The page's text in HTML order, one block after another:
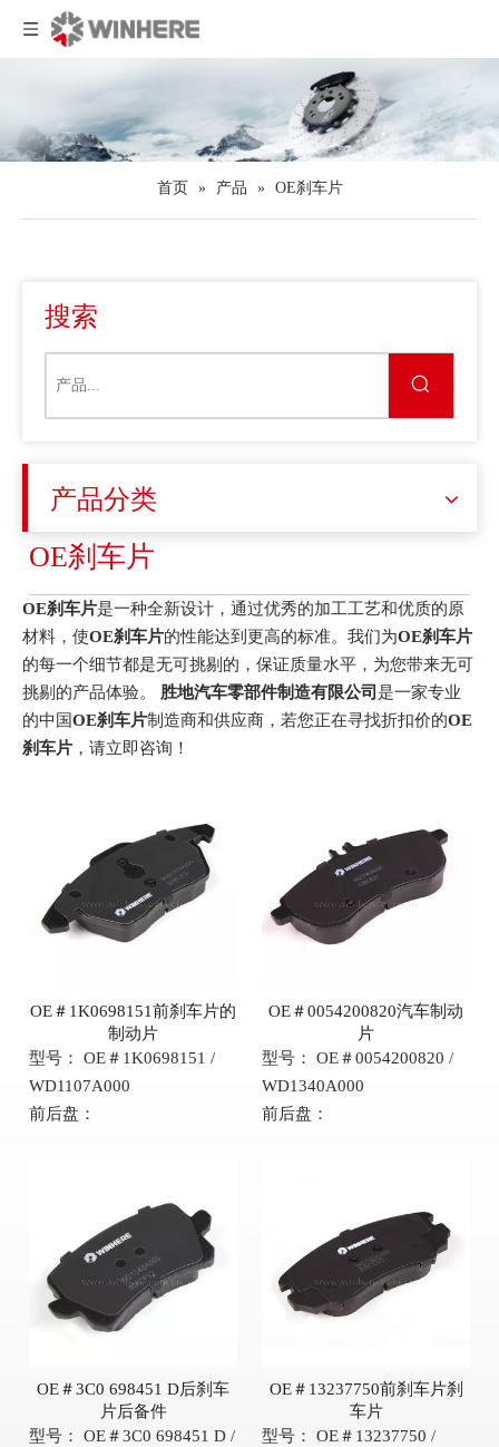
首页 » 产品 » OE刹车片
搜索
产品分类
OE刹车片
OE刹车片是一种全新设计，通过优秀的加工工艺和优质的原
材料，使OE刹车片的性能达到更高的标准。我们为OE刹车片
的每一个细节都是无可挑剔的，保证质量水平，为您带来无可
挑剔的产品体验。 胜地汽车零部件制造有限公司 是一家专业
的中国OE刹车片制造商和供应商，若您正在寻找折扣价的OE
刹车片 ，请立即咨询！
OE＃1K0698151前刹车片的
制动片
型号：
OE＃1K0698151 /
WD1107A000
前后盘：
OE＃0054200820汽车制动
片
型号：
OE＃0054200820 /
WD1340A000
前后盘：
OE＃3C0 698451 D后刹车
片后备件
型号：
OE＃3C0 698451 D /
OE＃13237750前刹车片刹
车片
型号：
OE＃13237750 /